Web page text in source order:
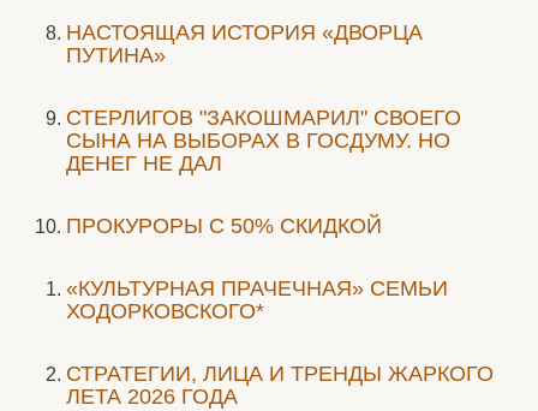
НАСТОЯЩАЯ ИСТОРИЯ «ДВОРЦА
ПУТИНА»
СТЕРЛИГОВ "ЗАКОШМАРИЛ" СВОЕГО
СЫНА НА ВЫБОРАХ В ГОСДУМУ. НО
ДЕНЕГ НЕ ДАЛ
ПРОКУРОРЫ С 50% СКИДКОЙ
«КУЛЬТУРНАЯ ПРАЧЕЧНАЯ» СЕМЬИ
ХОДОРКОВСКОГО*
СТРАТЕГИИ, ЛИЦА И ТРЕНДЫ ЖАРКОГО
ЛЕТА 2026 ГОДА